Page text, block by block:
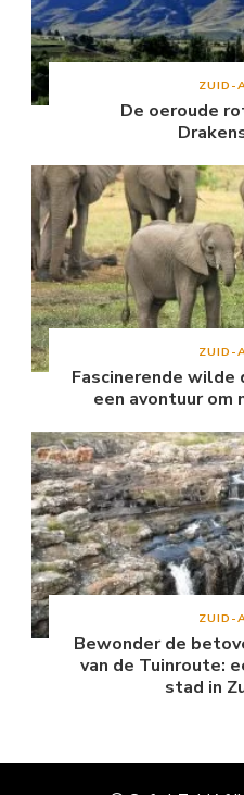
ZUID-
De oeroude
ZUID-
Fascinerende wilde
een avontuur
ZUID-
Bewonder de
van de Tuinroute:
stad in